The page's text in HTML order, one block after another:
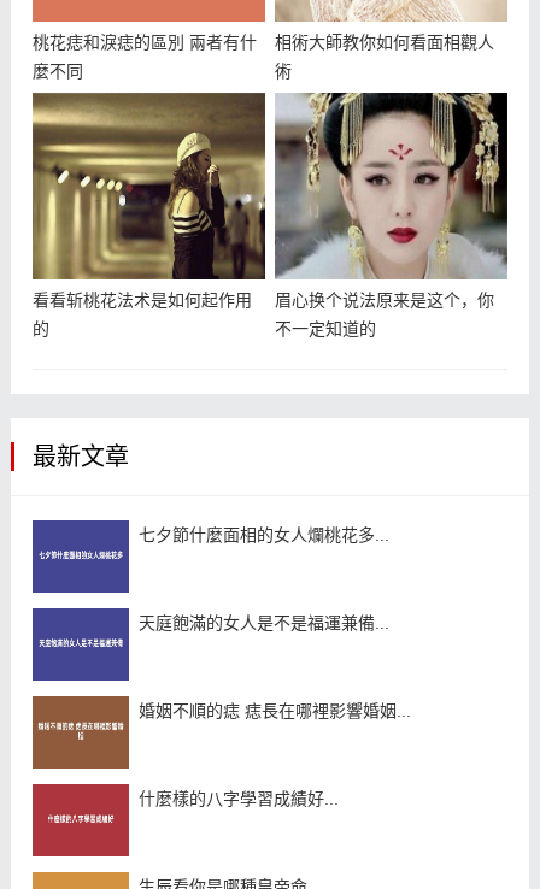
桃花痣和淚痣的區別 兩者有什
麼不同
相術大師教你如何看面相觀人
術
看看斩桃花法术是如何起作用
的
眉心换个说法原来是这个，你
不一定知道的
最新文章
七夕節什麼面相的女人爛桃花多...
天庭飽滿的女人是不是福運兼備...
婚姻不順的痣 痣長在哪裡影響婚姻...
什麼樣的八字學習成績好...